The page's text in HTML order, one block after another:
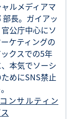
ルメディアマ
長。ガイアッ
公庁中心にソ
ケティングの
クスでの5年
本気でソーシ
めにSNS禁止
ンサルティン